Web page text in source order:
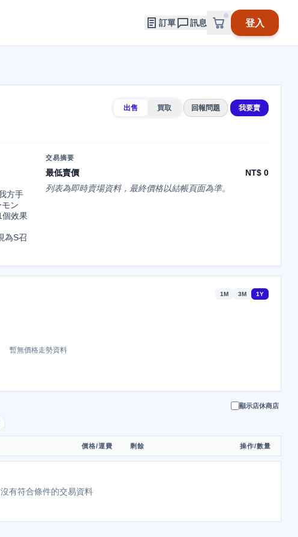
訂單 訊息 登入
出售 買取 回報問題 我要賣
方手
ン
個效果
為S召
交易摘要
最低賣價
NT$ 0
列表為即時賣場資料，最終價格以結帳頁面為準。
1M 3M 1Y
暫無價格走勢資料
顯示店休商店
價格/運費 剩餘 操作/數量
有符合條件的交易資料